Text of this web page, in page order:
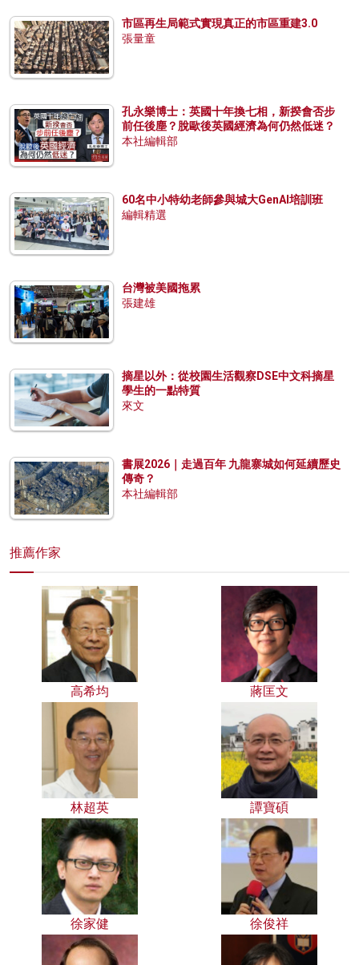
市區再生局範式實現真正的市區重建3.0
張量童
孔永樂博士：英國十年換七相，新揆會否步
前任後塵？脫歐後英國經濟為何仍然低迷？
本社編輯部
60名中小特幼老師參與城大GenAI培訓班
編輯精選
台灣被美國拖累
張建雄
摘星以外：從校園生活觀察DSE中文科摘星
學生的一點特質
來文
書展2026｜走過百年 九龍寨城如何延續歷史
傳奇？
本社編輯部
推薦作家
高希均 蔣匡文
林超英 譚寶碩
徐家健 徐俊祥